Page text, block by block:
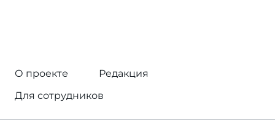
О проекте
Редакция
Для сотрудников